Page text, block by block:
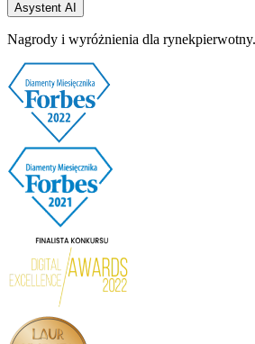
Asystent AI
Nagrody i wyróżnienia dla